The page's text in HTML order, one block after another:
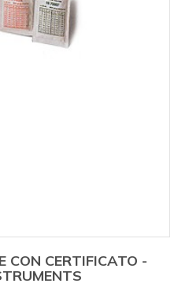
CON CERTIFICATO -